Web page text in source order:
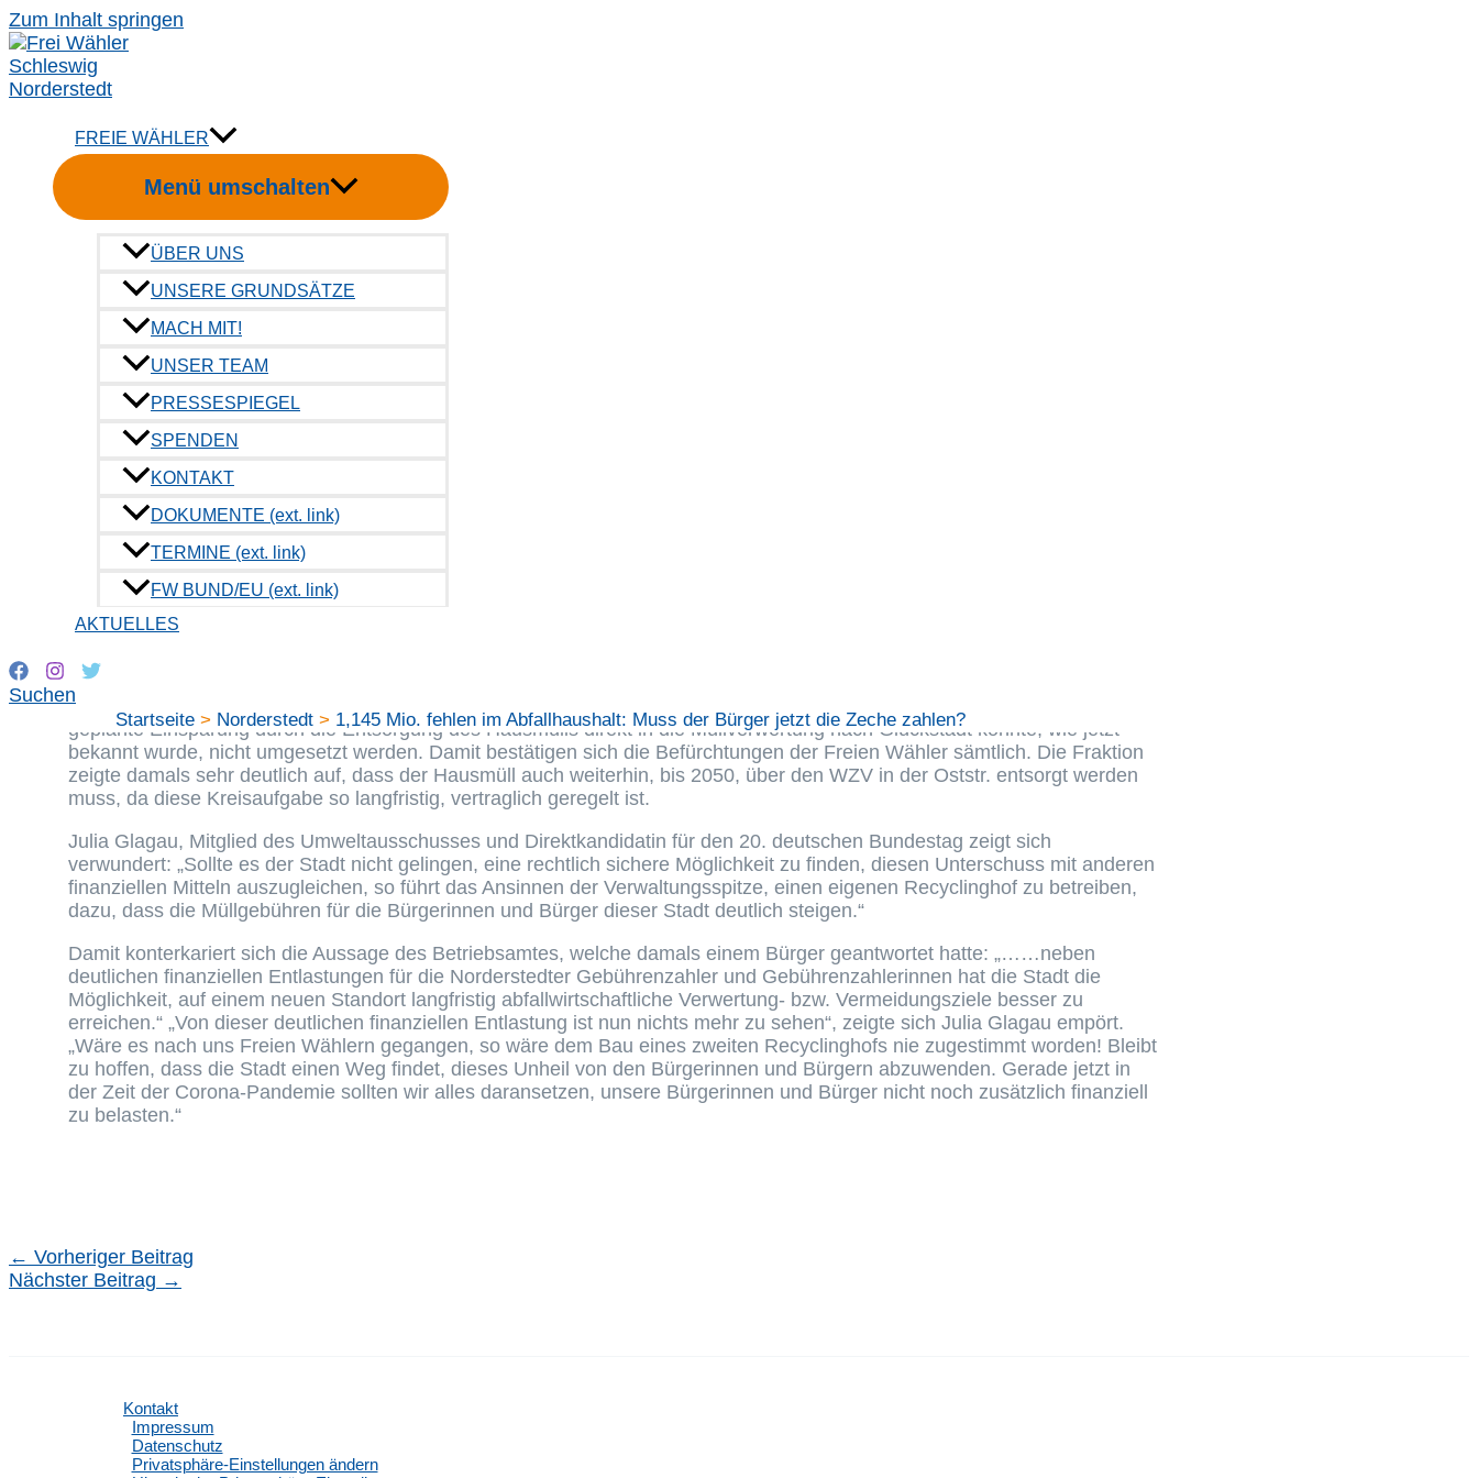
Zum Inhalt springen
FREIE WÄHLER
Menü umschalten
ÜBER UNS
UNSERE GRUNDSÄTZE
MACH MIT!
UNSER TEAM
PRESSESPIEGEL
SPENDEN
KONTAKT
DOKUMENTE (ext. link)
TERMINE (ext. link)
FW BUND/EU (ext. link)
AKTUELLES
Suchen
Startseite Norderstedt 1,145 Mio. fehlen im Abfallhaushalt: Muss der Bürger jetzt die Zeche zahlen?
1,145 Mio. fehlen im Abfallhaushalt: Muss der Bürger jetzt die
Zeche zahlen?
Redaktion/23. September 2021
In der Mitteilungsvorlage des Betriebsamts der Stadt Norderstedt wurde im betriebswirtschaftlichen Ergebnis der
kostenrechnenden Einrichtung Abfallwirtschaft für 2020 auf einen Unterschuss von 1,145 Mio. Euro hingewiesen.
Interessanter Weise handelt es sich hierbei annähernd um die Summe, welche für die Einrichtung des
Oberbürgermeisterin Roeder hatte sich im letzten Jahr entschieden einen zweiten Recyclinghof einzurichten und den
Sperrmüll nicht weiter über den Hof des WZV in der Oststr. entsorgen zu lassen. Dies wurde durch eine breite Mehrheit in
der Stadtvertretung mitgetragen.
Die Fraktion der Freien Wähler wies schon damals darauf hin, dass diese Mehrkosten am Ende vom Bürger über die
Abfallgebühren getragen werden müssen, und stimmte gegen die Einrichtung des zweiten Recyclinghofes. Auch eine
geplante Einsparung durch die Entsorgung des Hausmülls direkt in die Müllverwertung nach Glückstadt konnte, wie jetzt
bekannt wurde, nicht umgesetzt werden. Damit bestätigen sich die Befürchtungen der Freien Wähler sämtlich. Die Fraktion
zeigte damals sehr deutlich auf, dass der Hausmüll auch weiterhin, bis 2050, über den WZV in der Oststr. entsorgt werden
muss, da diese Kreisaufgabe so langfristig, vertraglich geregelt ist.
Julia Glagau, Mitglied des Umweltausschusses und Direktkandidatin für den 20. deutschen Bundestag zeigt sich
verwundert: „Sollte es der Stadt nicht gelingen, eine rechtlich sichere Möglichkeit zu finden, diesen Unterschuss mit anderen
finanziellen Mitteln auszugleichen, so führt das Ansinnen der Verwaltungsspitze, einen eigenen Recyclinghof zu betreiben,
dazu, dass die Müllgebühren für die Bürgerinnen und Bürger dieser Stadt deutlich steigen.“
Damit konterkariert sich die Aussage des Betriebsamtes, welche damals einem Bürger geantwortet hatte: „……neben
deutlichen finanziellen Entlastungen für die Norderstedter Gebührenzahler und Gebührenzahlerinnen hat die Stadt die
Möglichkeit, auf einem neuen Standort langfristig abfallwirtschaftliche Verwertung- bzw. Vermeidungsziele besser zu
erreichen.“ „Von dieser deutlichen finanziellen Entlastung ist nun nichts mehr zu sehen“, zeigte sich Julia Glagau empört.
„Wäre es nach uns Freien Wählern gegangen, so wäre dem Bau eines zweiten Recyclinghofs nie zugestimmt worden! Bleibt
zu hoffen, dass die Stadt einen Weg findet, dieses Unheil von den Bürgerinnen und Bürgern abzuwenden. Gerade jetzt in
der Zeit der Corona-Pandemie sollten wir alles daransetzen, unsere Bürgerinnen und Bürger nicht noch zusätzlich finanziell
zu belasten.“
← Vorheriger Beitrag
Nächster Beitrag →
Kontakt
Impressum
Datenschutz
Privatsphäre-Einstellungen ändern